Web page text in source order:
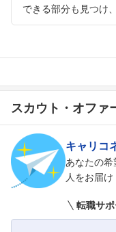
できる部分も見つけ
スカウト・オファ
キャリコ
あなたの
人をお届け
転職サ